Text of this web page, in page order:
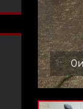
0